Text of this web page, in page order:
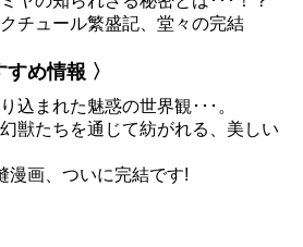
チュール繁盛記、堂々の完結
め情報 〉
込まれた魅惑の世界観･･･。
獣たちを通じて紡がれる、美しい
漫画、ついに完結です!